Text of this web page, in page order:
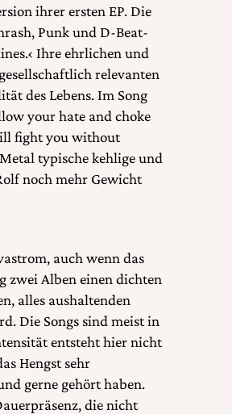
ihrer ersten EP. Die
Punk und D-Beat-
Ihre ehrlichen und
relevanten
des Lebens. Im Song
your hate and choke
fight you without
typische kehlige und
noch mehr Gewicht
auch wenn das
zwei Alben einen dichten
alles aushaltenden
Die Songs sind meist in
entsteht hier nicht
Hengst sehr
gerne gehört haben.
die nicht